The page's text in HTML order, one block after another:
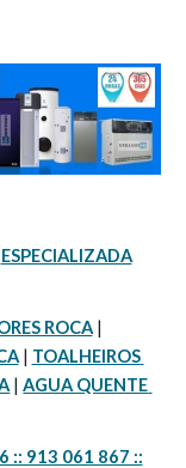
ESPECIALIZADA
ROCA
| TOALHEIROS
| AGUA QUENTE
:: 913 061 867 ::